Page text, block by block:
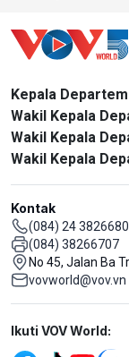
Kepala
Wakil Kepala
Wakil Kepala
Wakil Kepala
Kontak
(084) 24
(084) 38266707
No 45, Jalan Ba
vovworld@vov.vn
Mạng xã hội
Ikuti VOV World: